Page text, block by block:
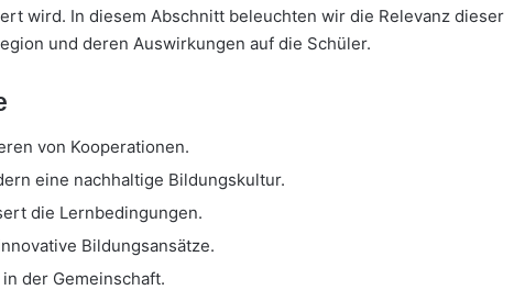
wird. In diesem Abschnitt beleuchten wir die Relevanz dieser
und deren Auswirkungen auf die Schüler.
von Kooperationen.
eine nachhaltige Bildungskultur.
die Lernbedingungen.
Bildungsansätze.
der Gemeinschaft.